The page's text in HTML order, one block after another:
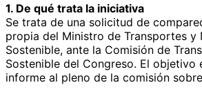
1. De qué trata la iniciativa
Se trata de una solicitud de
propia del Ministro de Transportes y
Sostenible, ante la Comisión de
Sostenible del Congreso. El objetivo
informe al pleno de la comisión